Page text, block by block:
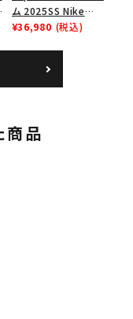
ム 2025SS Nike
Leather Shoulder
¥36,980 (税込)
商品